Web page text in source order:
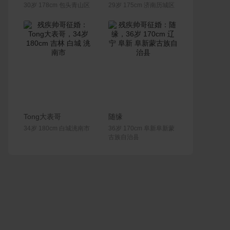
30岁 178cm 包头青山区 29岁 175cm 济南历城区
联系Ta
Tong大表哥
34岁 180cm 白城洮南市
随缘
36岁 170cm 阜新阜新蒙
古族自治县